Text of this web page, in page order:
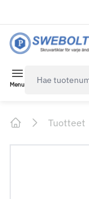
Menu
Tuotteet